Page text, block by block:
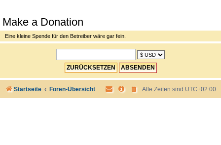
Make a Donation
Eine kleine Spende für den Betreiber wäre gar fein.
Startseite Foren-Übersicht Alle Zeiten sind UTC+02:00